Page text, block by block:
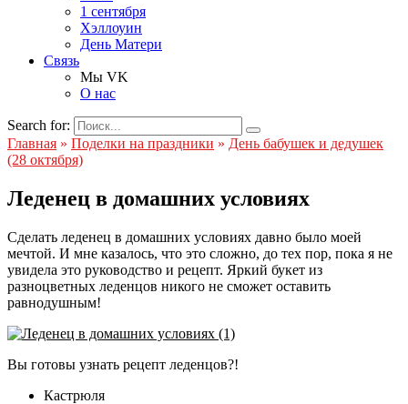
1 сентября
Хэллоуин
День Матери
Связь
Мы VK
О нас
Search for:
Главная » Поделки на праздники » День бабушек и дедушек
(28 октября)
Леденец в домашних условиях
Сделать леденец в домашних условиях давно было моей
мечтой. И мне казалось, что это сложно, до тех пор, пока я не
увидела это руководство и рецепт. Яркий букет из
разноцветных леденцов никого не сможет оставить
равнодушным!
Вы готовы узнать рецепт леденцов?!
Кастрюля